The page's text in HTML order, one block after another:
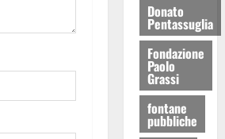
Donato
Pentassuglia
Fondazione
Paolo
Grassi
fontane
pubbliche